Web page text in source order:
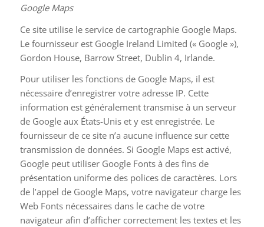
Google Maps
Ce site utilise le service de cartographie Google Maps.
Le fournisseur est Google Ireland Limited (« Google »),
Gordon House, Barrow Street, Dublin 4, Irlande.
Pour utiliser les fonctions de Google Maps, il est
nécessaire d’enregistrer votre adresse IP. Cette
information est généralement transmise à un serveur
de Google aux États-Unis et y est enregistrée. Le
fournisseur de ce site n’a aucune influence sur cette
transmission de données. Si Google Maps est activé,
Google peut utiliser Google Fonts à des fins de
présentation uniforme des polices de caractères. Lors
de l’appel de Google Maps, votre navigateur charge les
Web Fonts nécessaires dans le cache de votre
navigateur afin d’afficher correctement les textes et les